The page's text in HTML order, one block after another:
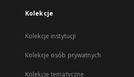
Kolekcje
Kolekcje instytucji
Kolekcje osób prywatnych
Kolekcje tematyczne